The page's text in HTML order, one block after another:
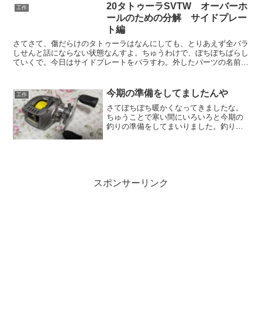
工作
20タトゥーラSVTW オーバーホ
ールのための分解 サイドプレー
ト編
さてさて、傷だらけのタトゥーラはなんにしても、とりあえず全バラ
しせんと話にならない状態なんすよ。ちゅうわけで、ぼちぼちばらし
ていくで。今日はサイドプレートをバラすわ。外したパーツの名前や
工作 今期の準備をしてましたんや
さてぼちぼち暖かくなってきましたな。
ちゅうことで寒い間にいろいろと今期の
釣りの準備をしてまいりました。釣り自
スポンサーリンク